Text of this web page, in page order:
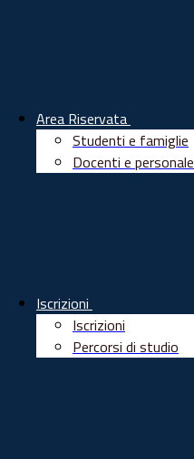
Area Riservata
Studenti e famiglie
Docenti e personale
Iscrizioni
Iscrizioni
Percorsi di studio